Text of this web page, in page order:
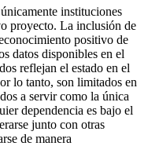
instituciones
proyecto. La inclusión de
positivo de
datos disponibles en el
reflejan el estado en el
lo tanto, son limitados en
a servir como la única
dependencia es bajo el
junto con otras
de manera